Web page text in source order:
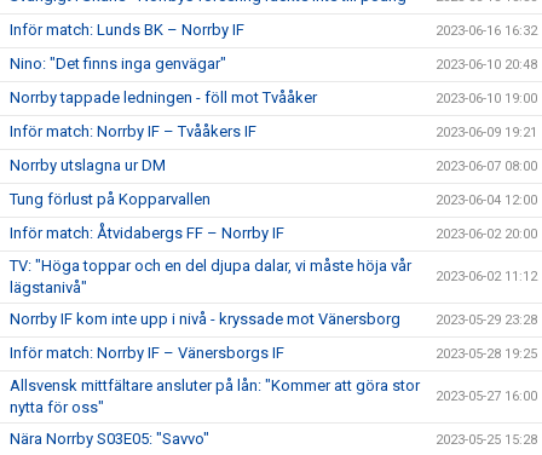
Inför match: Lunds BK – Norrby IF 2023-06-16 16:32
Nino: "Det finns inga genvägar" 2023-06-10 20:48
Norrby tappade ledningen - föll mot Tvååker 2023-06-10 19:00
Inför match: Norrby IF – Tvååkers IF 2023-06-09 19:21
Norrby utslagna ur DM 2023-06-07 08:00
Tung förlust på Kopparvallen 2023-06-04 12:00
Inför match: Åtvidabergs FF – Norrby IF 2023-06-02 20:00
TV: "Höga toppar och en del djupa dalar, vi måste höja vår
lägstanivå"
2023-06-02 11:12
Norrby IF kom inte upp i nivå - kryssade mot Vänersborg 2023-05-29 23:28
Inför match: Norrby IF – Vänersborgs IF 2023-05-28 19:25
Allsvensk mittfältare ansluter på lån: "Kommer att göra stor
nytta för oss"
2023-05-27 16:00
Nära Norrby S03E05: "Savvo" 2023-05-25 15:28